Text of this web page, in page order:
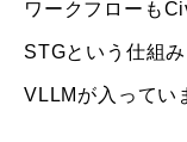
ワークフローも
STGという仕組
VLLMが入ってい